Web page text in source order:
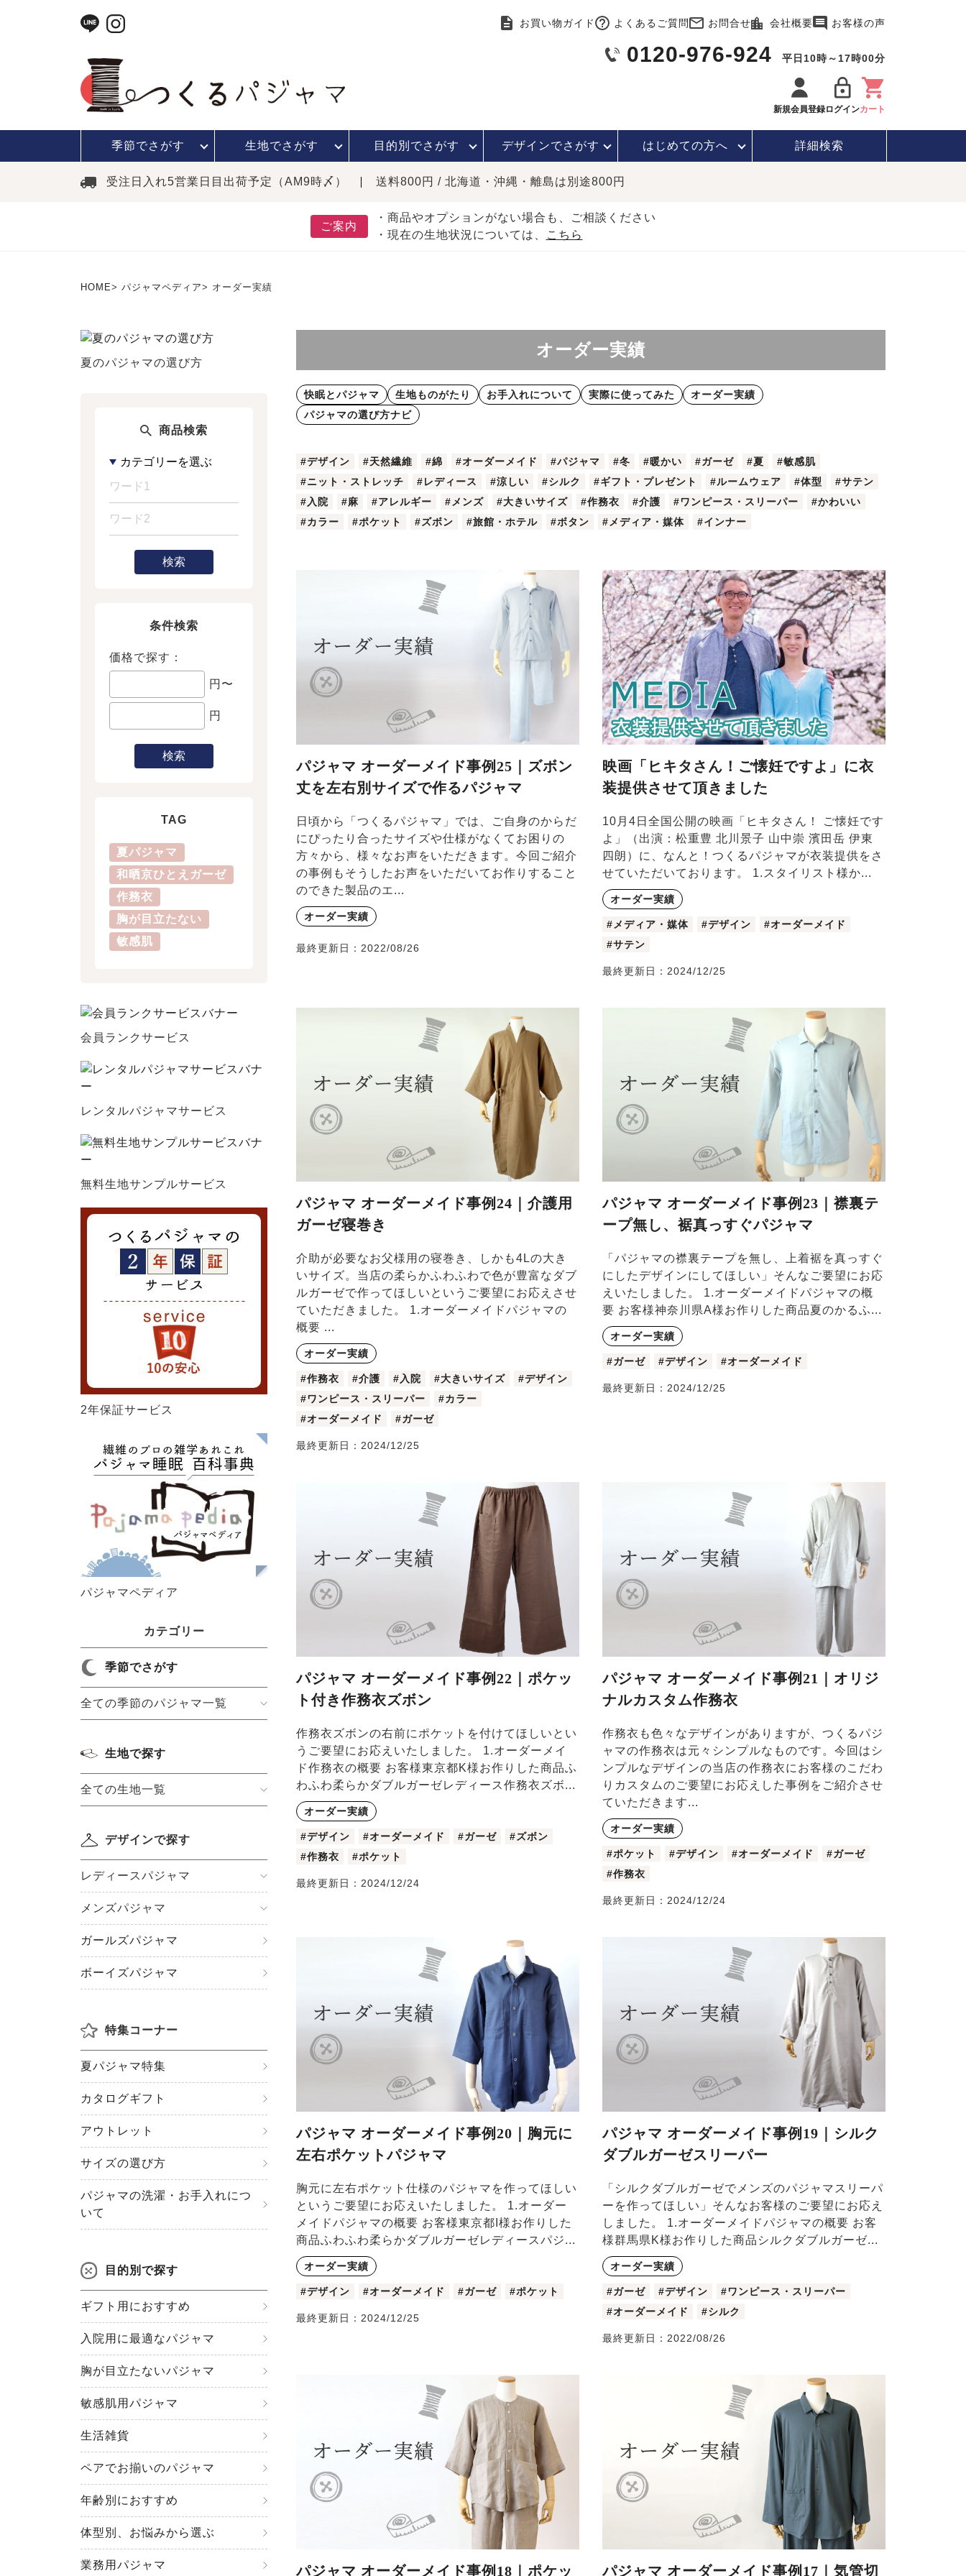
お買い物ガイド よくあるご質問 お問合せ 会社概要 お客様の声
0120-976-924 平日10時～17時00分
新規会員登録ログインカート
季節でさがす 生地でさがす 目的別でさがす デザインでさがす はじめての方へ 詳細検索
受注日入れ5営業日目出荷予定（AM9時〆） 送料800円 / 北海道・沖縄・離島は別途800円
ご案内
・商品やオプションがない場合も、ご相談ください
・現在の生地状況については、
こちら
HOME パジャマペディア オーダー実績
夏のパジャマの選び方
商品検索
検索
条件検索
価格で探す：
円〜
円
検索
TAG
夏パジャマ
和晒京ひとえガーゼ
作務衣
胸が目立たない
敏感肌
会員ランクサービス
レンタルパジャマサービス
無料生地サンプルサービス
2年保証サービス
パジャマペディア
カテゴリー
季節でさがす
全ての季節のパジャマ一覧
生地で探す
全ての生地一覧
デザインで探す
レディースパジャマ
メンズパジャマ
ガールズパジャマ
ボーイズパジャマ
特集コーナー
夏パジャマ特集
カタログギフト
アウトレット
サイズの選び方
パジャマの洗濯・お手入れにつ
いて
目的別で探す
ギフト用におすすめ
入院用に最適なパジャマ
胸が目立たないパジャマ
敏感肌用パジャマ
生活雑貨
ペアでお揃いのパジャマ
年齢別におすすめ
体型別、お悩みから選ぶ
業務用パジャマ
オーダー実績
快眠とパジャマ 生地ものがたり お手入れについて 実際に使ってみた
オーダー実績
パジャマの選び方ナビ
#デザイン #天然繊維 #綿 #オーダーメイド #パジャマ #冬 #暖かい #ガーゼ #夏
#敏感肌
#ニット・ストレッチ
#レディース #涼しい #シルク #ギフト・プレゼント #ルームウェア #体型
#サテン
#入院
#麻 #アレルギー #メンズ #大きいサイズ #作務衣 #介護 #ワンピース・スリーパー
#かわいい
#カラー
#ポケット #ズボン #旅館・ホテル #ボタン #メディア・媒体 #インナー
パジャマ オーダーメイド事例25｜ズボン
丈を左右別サイズで作るパジャマ
日頃から「つくるパジャマ」では、ご自身のからだ
にぴったり合ったサイズや仕様がなくてお困りの
方々から、様々なお声をいただきます。今回ご紹介
の事例もそうしたお声をいただいてお作りすること
のできた製品のエ...
オーダー実績
最終更新日： 2022/08/26
映画「ヒキタさん！ご懐妊ですよ」に衣
装提供させて頂きました
10月4日全国公開の映画「ヒキタさん！ ご懐妊です
よ」（出演：松重豊 北川景子 山中崇 濱田岳 伊東
四朗）に、なんと！つくるパジャマが衣装提供をさ
せていただいております。 1.スタイリスト様か...
オーダー実績
#メディア・媒体 #デザイン
#オーダーメイド
#サテン
最終更新日： 2024/12/25
パジャマ オーダーメイド事例24｜介護用
ガーゼ寝巻き
介助が必要なお父様用の寝巻き、しかも4Lの大き
いサイズ。当店の柔らかふわふわで色が豊富なダブ
ルガーゼで作ってほしいというご要望にお応えさせ
ていただきました。 1.オーダーメイドパジャマの
概要 ...
オーダー実績
#作務衣 #介護 #入院 #大きいサイズ
#デザイン
#ワンピース・スリーパー
#カラー
#オーダーメイド
#ガーゼ
最終更新日： 2024/12/25
パジャマ オーダーメイド事例23｜襟裏テ
ープ無し、裾真っすぐパジャマ
「パジャマの襟裏テープを無し、上着裾を真っすぐ
にしたデザインにしてほしい」そんなご要望にお応
えいたしました。 1.オーダーメイドパジャマの概
要 お客様神奈川県A様お作りした商品夏のかるふ...
オーダー実績
#ガーゼ #デザイン #オーダーメイド
最終更新日：2024/12/25
パジャマ オーダーメイド事例22｜ポケッ
ト付き作務衣ズボン
作務衣ズボンの右前にポケットを付けてほしいとい
うご要望にお応えいたしました。 1.オーダーメイ
ド作務衣の概要 お客様東京都K様お作りした商品ふ
わふわ柔らかダブルガーゼレディース作務衣ズボ...
オーダー実績
#デザイン #オーダーメイド #ガーゼ
#ズボン
#作務衣
#ポケット
最終更新日： 2024/12/24
パジャマ オーダーメイド事例21｜オリジ
ナルカスタム作務衣
作務衣も色々なデザインがありますが、つくるパジ
ャマの作務衣は元々シンプルなものです。今回はシ
ンプルなデザインの当店の作務衣にお客様のこだわ
りカスタムのご要望にお応えした事例をご紹介させ
ていただきます...
オーダー実績
#ポケット #デザイン #オーダーメイド
#ガーゼ
#作務衣
最終更新日： 2024/12/24
パジャマ オーダーメイド事例20｜胸元に
左右ポケットパジャマ
胸元に左右ポケット仕様のパジャマを作ってほしい
というご要望にお応えいたしました。 1.オーダー
メイドパジャマの概要 お客様東京都I様お作りした
商品ふわふわ柔らかダブルガーゼレディースパジ...
オーダー実績
#デザイン #オーダーメイド #ガーゼ #ポケット
最終更新日： 2024/12/25
パジャマ オーダーメイド事例19｜シルク
ダブルガーゼスリーパー
「シルクダブルガーゼでメンズのパジャマスリーパ
ーを作ってほしい」そんなお客様のご要望にお応え
しました。 1.オーダーメイドパジャマの概要 お客
様群馬県K様お作りした商品シルクダブルガーゼ...
オーダー実績
#ガーゼ #デザイン
#ワンピース・スリーパー
#オーダーメイド
#シルク
最終更新日： 2022/08/26
パジャマ オーダーメイド事例18｜ポケッ パジャマ オーダーメイド事例17｜気管切